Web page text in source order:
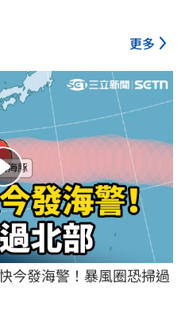
更多
今發海警！暴風圈恐掃過